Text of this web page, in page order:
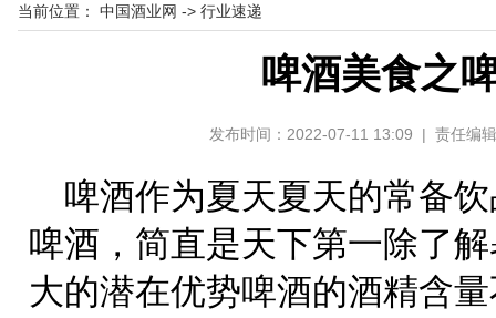
当前位置： 中国酒业网 -> 行业速递
啤酒美食之
发布时间：2022-07-11 13:09 | 责任
啤酒作为夏天夏天的常备
啤酒，简直是天下第一除了
大的潜在优势啤酒的酒精含